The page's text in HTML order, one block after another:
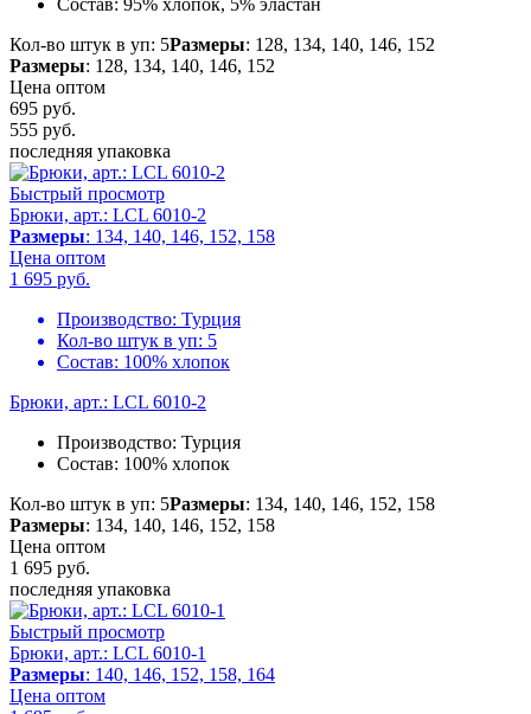
Состав: 95% хлопок, 5% эластан
Кол-во штук в уп: 5Размеры: 128, 134, 140, 146, 152
Размеры: 128, 134, 140, 146, 152
Цена оптом
695 руб.
555 руб.
последняя упаковка
Быстрый просмотр
Брюки, арт.: LCL 6010-2
Размеры: 134, 140, 146, 152, 158
Цена оптом
1 695 руб.
Производство: Турция
Кол-во штук в уп: 5
Состав: 100% хлопок
Брюки, арт.: LCL 6010-2
Производство: Турция
Состав: 100% хлопок
Кол-во штук в уп: 5Размеры: 134, 140, 146, 152, 158
Размеры: 134, 140, 146, 152, 158
Цена оптом
1 695 руб.
последняя упаковка
Быстрый просмотр
Брюки, арт.: LCL 6010-1
Размеры: 140, 146, 152, 158, 164
Цена оптом